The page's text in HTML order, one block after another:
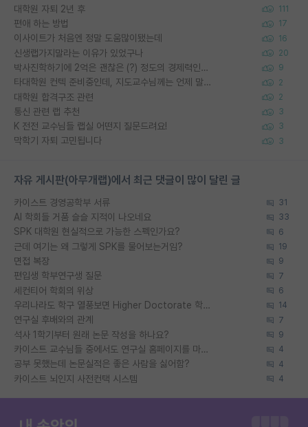
대학원 자퇴 2년 후 111
편애 하는 방법 17
이사이트가 처음엔 정말 도움많이됐는데 16
신생랩가지말라는 이유가 있었구나 20
박사진학하기에 2억은 괜찮은 (?) 정도의 경제력인가요 9
타대학원 컨텍 준비중인데, 지도교수님께는 언제 말씀드려야 할까요? 2
대학원 합격구조 관련 2
통신 관련 랩 추천 3
K 전전 교수님들 랩실 어떤지 질문드려요! 3
막학기 자퇴 고민됩니다 3
자유 게시판(아무개랩)에서 최근 댓글이 많이 달린 글
카이스트 경영공학부 서류 31
AI 학회들 거품 슬슬 지적이 나오네요 33
SPK 대학원 현실적으로 가능한 스펙인가요? 6
근데 여기는 왜 그렇게 SPK를 물어보는거임? 19
면접 복장 9
편입생 학부연구생 질문 7
세컨티어 학회의 위상 6
우리나라도 학구 열풍보면 Higher Doctorate 학위가 필요하다고 봅니다. 14
연구실 후배와의 관계 7
석사 1학기부터 원래 논문 작성을 하나요? 9
카이스트 교수님들 중에서도 연구실 홈페이지를 마련 안 하신 분들이 계시던데 4
공부 못했는데 논문실적은 좋은 사람을 싫어함? 4
카이스트 뇌인지 사전컨택 시스템 4